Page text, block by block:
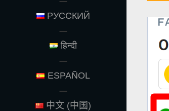
РУССКИЙ
हिन्दी
ESPAÑOL
中文 (中国)